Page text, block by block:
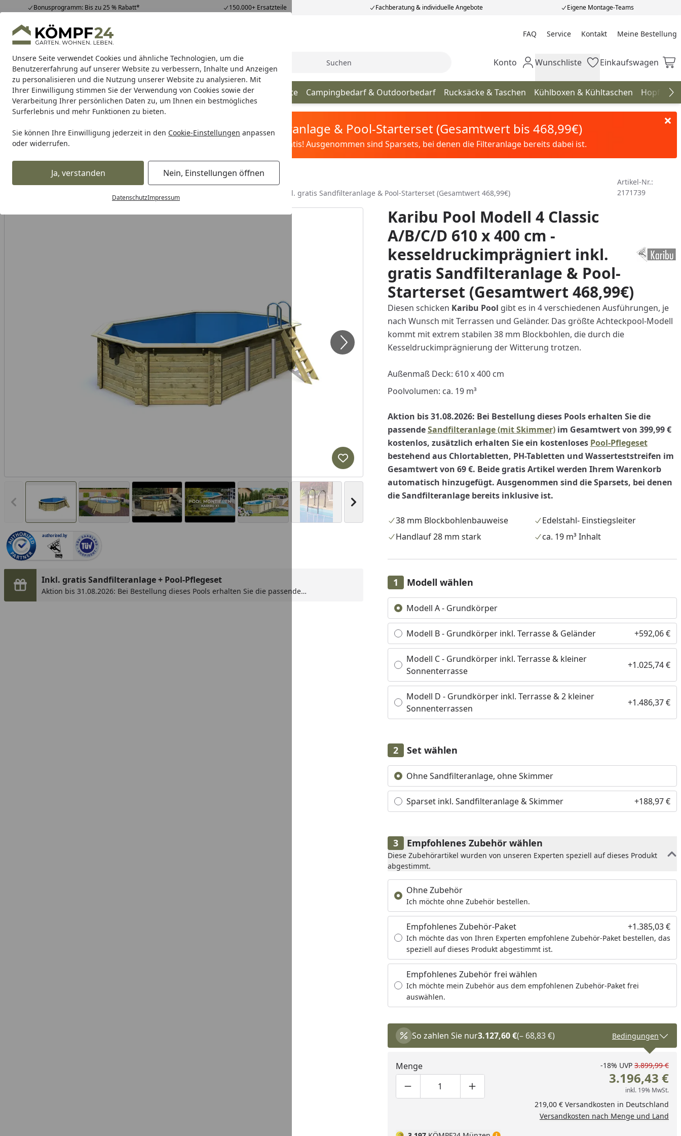
Unsere Seite verwendet Cookies und ähnliche Technologien, um die
Benutzererfahrung auf unserer Website zu verbessern, Inhalte und Anzeigen
zu personalisieren und die Nutzung unserer Website zu analysieren. Mit
Ihrer Einwilligung stimmen Sie der Verwendung von Cookies sowie der
Verarbeitung Ihrer persönlichen Daten zu, um Ihnen ein bestmögliches
Surferlebnis und mehr Funktionen zu bieten.
Sie können Ihre Einwilligung jederzeit in den Cookie-Einstellungen anpassen
oder widerrufen.
Ja, verstanden Nein, Einstellungen öffnen
DatenschutzImpressum
Bonusprogramm: Bis zu 25 % Rabatt* 150.000+ Ersatzteile Fachberatung & individuelle Angebote Eigene Montage-Teams
Hotline07051 / 9 22 22
Mo-Fr. 8-16 Uhr 25.948 Bewertungen FAQ Service Kontakt Meine Bestellung
Meine Bestellung
Alle Produkte
Alle ProdukteHighlights Tipps & Tricks Suche Mein Konto
Konto Wunschliste
Wunschliste Einkaufswagen
Einkaufswagen
Freizeit & Sport Pools Kinderspielgeräte & Spielzeuge Sportgeräte Campingbedarf & Outdoorbedarf Rucksäcke & Taschen Kühlboxen & Kühltaschen
Karibu Pools inkl. gratis Sandfilteranlage & Pool-Starterset (Gesamtwert bis 468,99€)
Dein Traumpool im Sorglos-Paket: Filter&Pflege gratis! Ausgenommen sind Sparsets, bei denen die Filteranlage bereits dabei ist.
Freizeit & Sport
Karibu Pool Modell 4 Classic A/B/C/D 610 x 400 cm - kesseldruckimprägniert inkl. gratis Sandfilteranlage & Pool-Starterset (Gesamtwert 468,99€)
Artikel-Nr.:
2171739
Vorheriges Bild anzeigen Nächstes Bild anzeigen
Produkt zur Wunschliste hinzufügen
authorized.by
Inkl. gratis Sandfilteranlage + Pool-Pflegeset
Aktion bis 31.08.2026: Bei Bestellung dieses Pools erhalten Sie die passende
Karibu Pool Modell 4 Classic
A/B/C/D 610 x 400 cm -
kesseldruckimprägniert inkl.
gratis Sandfilteranlage & Pool-
Starterset (Gesamtwert 468,99€)
Diesen schicken Karibu Pool gibt es in 4 verschiedenen Ausführungen, je
nach Wunsch mit Terrassen und Geländer. Das größte Achteckpool-Modell
kommt mit extrem stabilen 38 mm Blockbohlen, die durch die
Kesseldruckimprägnierung der Witterung trotzen.
Außenmaß Deck: 610 x 400 cm
Poolvolumen: ca. 19 m³
Aktion bis 31.08.2026: Bei Bestellung dieses Pools erhalten Sie die
passendeSandfilteranlage(mit Skimmer)im Gesamtwert von 399,99 €
kostenlos, zusätzlich erhalten Sie ein kostenloses Pool-Pflegeset
bestehend aus Chlortabletten, PH-Tabletten und Wasserteststreifen im
Gesamtwert von 69 €. Beide gratis Artikel werden Ihrem Warenkorb
automatisch hinzugefügt. Ausgenommen sind die Sparsets, bei denen
die Sandfilteranlage bereits inklusive ist.
38 mm Blockbohlenbauweise
Edelstahl- Einstiegsleiter
Handlauf 28 mm stark
ca. 19 m³ Inhalt
Modell wählen
Alle anzeigen (4)
Modell A - Grundkörper
Modell B - Grundkörper inkl. Terrasse & Geländer +592,06 €
Modell C - Grundkörper inkl. Terrasse & kleiner
Sonnenterrasse
+1.025,74 €
Modell D - Grundkörper inkl. Terrasse & 2 kleiner
Sonnenterrassen
+1.486,37 €
Set wählen
Alle anzeigen (2)
Ohne Sandfilteranlage, ohne Skimmer
Sparset inkl. Sandfilteranlage & Skimmer +188,97 €
Empfohlenes Zubehör wählen
Diese Zubehörartikel wurden von unseren Experten speziell auf dieses Produkt
abgestimmt.
Ohne Zubehör
Ich möchte ohne Zubehör bestellen.
Empfohlenes Zubehör-Paket +1.385,03 €
Ich möchte das von Ihren Experten empfohlene Zubehör-Paket bestellen, das
speziell auf dieses Produkt abgestimmt ist.
Empfohlenes Zubehör frei wählen
Ich möchte mein Zubehör aus dem empfohlenen Zubehör-Paket frei
auswählen.
So zahlen Sie nur3.127,60 €(– 68,83 €) Bedingungen
Menge
Produktmenge um eins verringern
Produktmenge manuell eingeben
Produktmenge um eins erhöhen
-18% UVP 3.899,99 €
3.196,43 €
inkl. 19% MwSt.
219,00 € Versandkosten in Deutschland
Versandkosten nach Menge und Land